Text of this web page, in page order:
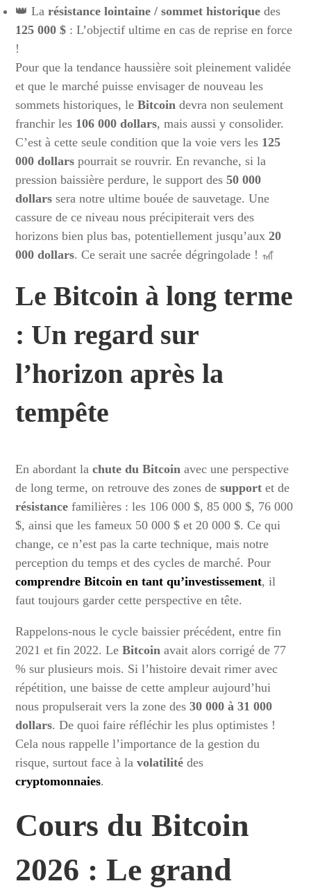
👑 Larésistance lointaine / sommet historique des
125 000 $ : L’objectif ultime en cas de reprise en force
!
Pour que la tendance haussière soit pleinement validée
et que le marché puisse envisager de nouveau les
sommets historiques, leBitcoin devra non seulement
franchir les 106 000 dollars, mais aussi y consolider.
C’est à cette seule condition que la voie vers les 125
000 dollars pourrait se rouvrir. En revanche, si la
pression baissière perdure, le support des50 000
dollars sera notre ultime bouée de sauvetage. Une
cassure de ce niveau nous précipiterait vers des
horizons bien plus bas, potentiellement jusqu’aux20
000 dollars. Ce serait une sacrée dégringolade ! 🎢
Le Bitcoin à long terme
: Un regard sur
l’horizon après la
tempête
En abordant lachute du Bitcoin avec une perspective
de long terme, on retrouve des zones desupport et de
résistance familières : les 106 000 $, 85 000 $, 76 000
$, ainsi que les fameux 50 000 $ et 20 000 $. Ce qui
change, ce n’est pas la carte technique, mais notre
perception du temps et des cycles de marché. Pour
comprendre Bitcoin en tant qu’investissement, il
faut toujours garder cette perspective en tête.
Rappelons-nous le cycle baissier précédent, entre fin
2021 et fin 2022. LeBitcoin avait alors corrigé de 77
% sur plusieurs mois. Si l’histoire devait rimer avec
répétition, une baisse de cette ampleur aujourd’hui
nous propulserait vers la zone des30 000 à 31 000
dollars. De quoi faire réfléchir les plus optimistes !
Cela nous rappelle l’importance de la gestion du
risque, surtout face à lavolatilité des
cryptomonnaies.
Cours du Bitcoin
2026 : Le grand